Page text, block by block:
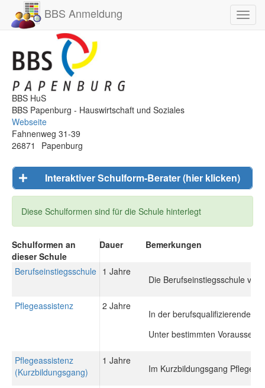
BBS Anmeldung
BBS HuS
BBS Papenburg - Hauswirtschaft und Soziales
Webseite
Fahnenweg 31-39
26871
Papenburg
Interaktiver Schulform-Berater (hier klicken)
Diese Schulformen sind für die Schule hinterlegt
Schulformen an
dieser Schule
Dauer Bemerkungen
Berufseinstiegsschule 1 Jahre
Die Berufseinstiegsschule
Pflegeassistenz 2 Jahre
In der berufsqualifizierenden
Unter bestimmten
Pflegeassistenz
(Kurzbildungsgang)
1 Jahre
Im Kurzbildungsgang